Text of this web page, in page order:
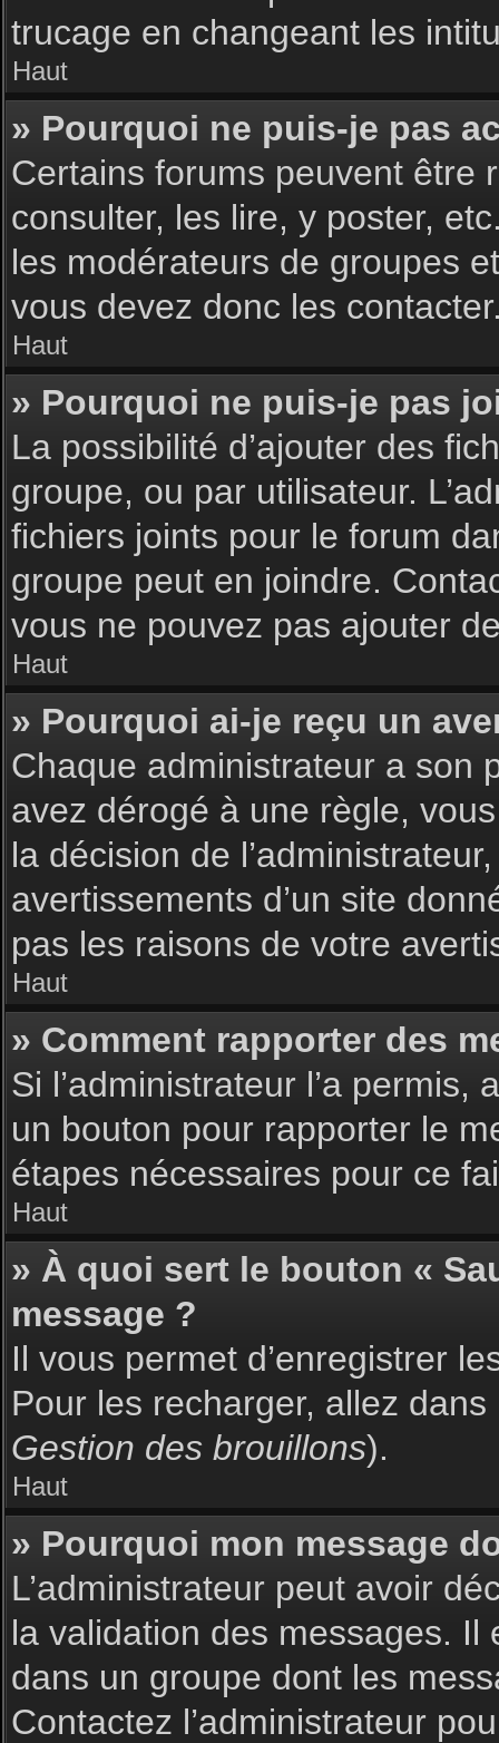
trucage en changeant les
Haut
» Pourquoi ne puis-je pas
Certains forums peuvent être
consulter, les lire, y poster,
les modérateurs de groupes
vous devez donc les
Haut
» Pourquoi ne puis-je pas
La possibilité d’ajouter des
groupe, ou par utilisateur.
fichiers joints pour le forum
groupe peut en joindre.
vous ne pouvez pas ajouter
Haut
» Pourquoi ai-je reçu un
Chaque administrateur a son
avez dérogé à une règle,
la décision de
avertissements d’un site
pas les raisons de votre
Haut
» Comment rapporter des
Si l’administrateur l’a
un bouton pour rapporter le
étapes nécessaires pour ce
Haut
» À quoi sert le bouton «
message ?
Il vous permet d’enregistrer
Pour les recharger, allez
Gestion des brouillons).
Haut
» Pourquoi mon message
L’administrateur peut avoir
la validation des messages. Il
dans un groupe dont les
Contactez l’administrateur